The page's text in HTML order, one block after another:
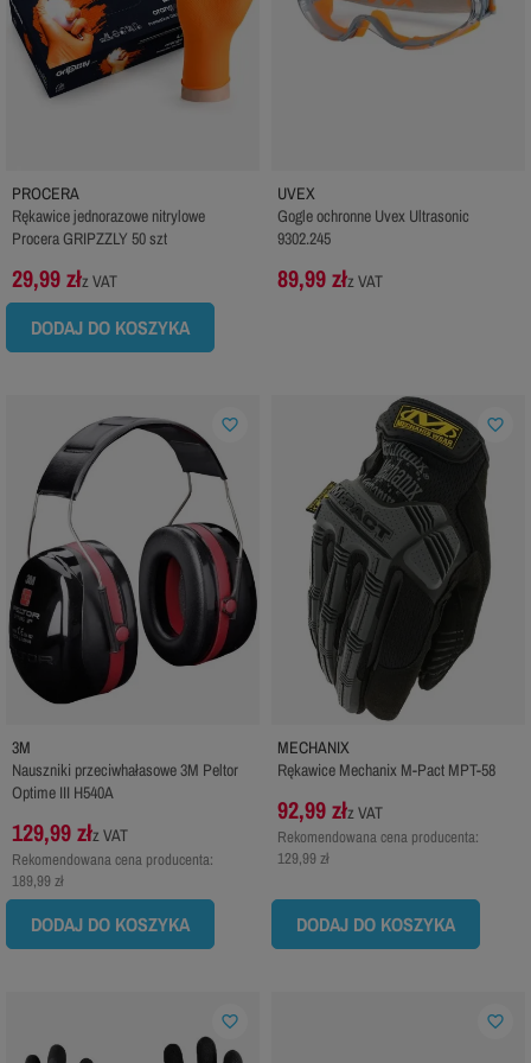
PROCERA
Rękawice jednorazowe nitrylowe
Procera GRIPZZLY 50 szt
29,99 złz VAT
DODAJ DO KOSZYKA
UVEX
Gogle ochronne Uvex Ultrasonic
9302.245
89,99 złz VAT
3M
Nauszniki przeciwhałasowe 3M Peltor
Optime III H540A
129,99 złz VAT
Rekomendowana cena producenta:
189,99 zł
DODAJ DO KOSZYKA
favorite_border
MECHANIX
Rękawice Mechanix M-Pact MPT-58
92,99 złz VAT
Rekomendowana cena producenta:
129,99 zł
DODAJ DO KOSZYKA
favorite_border
favorite_border favorite_border